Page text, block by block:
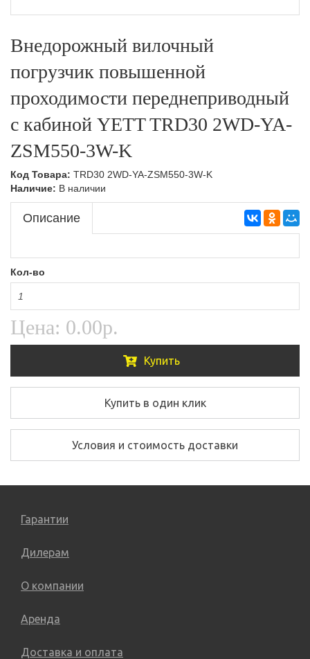
Тележки с весами,Складская техника
Самоходные штабелеры
Самоходные штабелеры,Складская техника
Электроштабелеры,Складская техника
Внедорожный вилочный
погрузчик повышенной
проходимости переднеприводный
с кабиной YETT TRD30 2WD-YA-
ZSM550-3W-K
Код Товара: TRD30 2WD-YA-ZSM550-3W-K
Наличие: В наличии
Описание
Кол-во
Цена: 0.00р.
Купить
Купить в один клик
Условия и стоимость доставки
Гарантии
Дилерам
О компании
Аренда
Доставка и оплата